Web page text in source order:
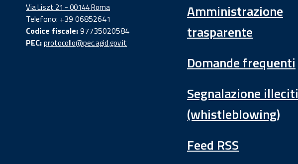
Via Liszt 21 - 00144 Roma
Telefono: +39 06852641
Codice fiscale:97735020584
PEC:protocollo@pec.agid.gov.it
Amministrazione
trasparente
Domande frequenti
Segnalazione illeciti
(whistleblowing)
Feed RSS